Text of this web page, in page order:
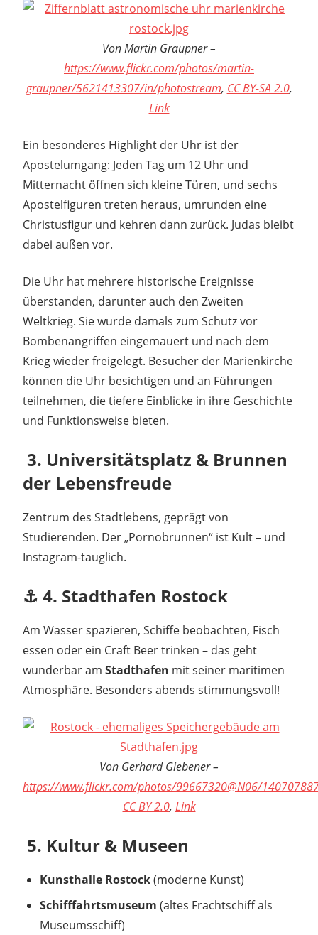
Von Martin Graupner –
https://www.flickr.com/photos/martin-
graupner/5621413307/in/photostream, CC BY-SA 2.0,
Link
Ein besonderes Highlight der Uhr ist der
Apostelumgang: Jeden Tag um 12 Uhr und
Mitternacht öffnen sich kleine Türen, und sechs
Apostelfiguren treten heraus, umrunden eine
Christusfigur und kehren dann zurück. Judas bleibt
dabei außen vor.
Die Uhr hat mehrere historische Ereignisse
überstanden, darunter auch den Zweiten
Weltkrieg. Sie wurde damals zum Schutz vor
Bombenangriffen eingemauert und nach dem
Krieg wieder freigelegt. Besucher der Marienkirche
können die Uhr besichtigen und an Führungen
teilnehmen, die tiefere Einblicke in ihre Geschichte
und Funktionsweise bieten.
️ 3. Universitätsplatz & Brunnen
der Lebensfreude
Zentrum des Stadtlebens, geprägt von
Studierenden. Der „Pornobrunnen“ ist Kult – und
Instagram-tauglich.
⚓ 4. Stadthafen Rostock
Am Wasser spazieren, Schiffe beobachten, Fisch
essen oder ein Craft Beer trinken – das geht
wunderbar am Stadthafen mit seiner maritimen
Atmosphäre. Besonders abends stimmungsvoll!
Von Gerhard Giebener –
https://www.flickr.com/photos/99667320@N06/
CC BY 2.0, Link
️ 5. Kultur & Museen
Kunsthalle Rostock(moderne Kunst)
Schifffahrtsmuseum (altes Frachtschiff als
Museumsschiff)